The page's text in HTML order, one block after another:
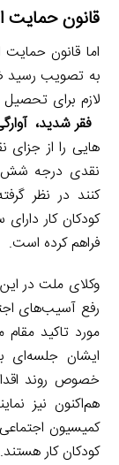
قانون حمایت
اما قانون
به تصویب رسید
لازم برای
فقر شدید،
هایی را از
نقدی درجه شش
کنند در نظر
کودکان کار
فراهم کرده است.
وکلای ملت در
رفع آسیب‌های
مورد تاکید
ایشان جلسه‌ای
خصوص روند
هم‌اکنون نیز
کمیسیون
کودکان کار هستند.